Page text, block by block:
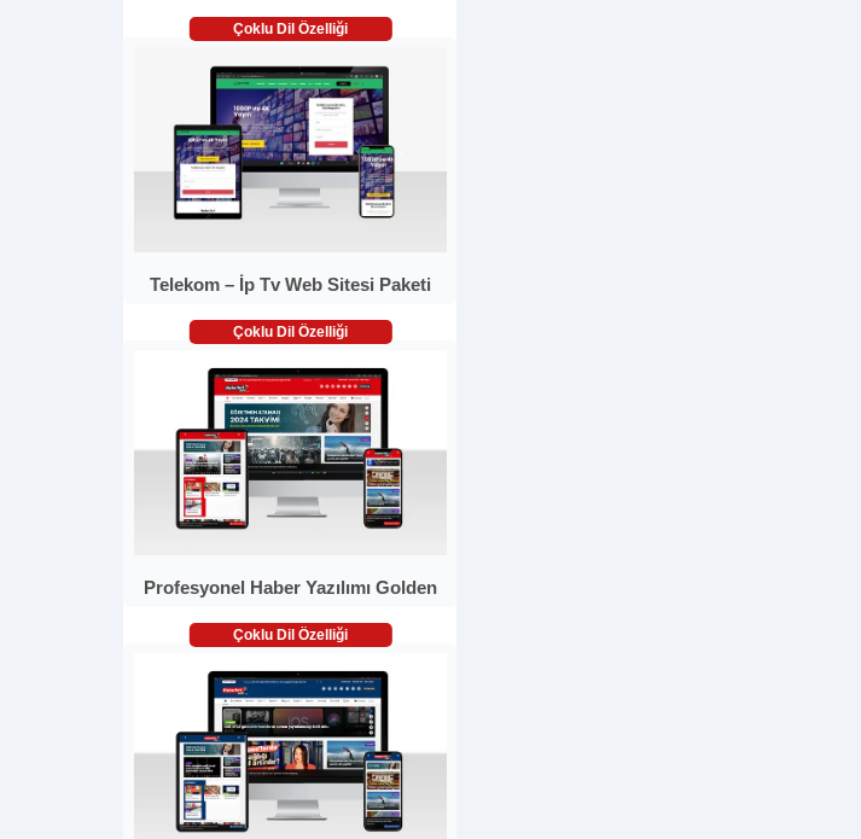
Çoklu Dil Özelliği
Telekom – İp Tv Web Sitesi Paketi
Çoklu Dil Özelliği
Profesyonel Haber Yazılımı Golden
Çoklu Dil Özelliği